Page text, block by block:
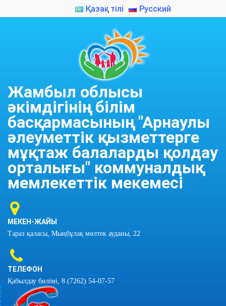
Қазақ тілі Русский
Жамбыл облысы
әкімдігінің білім
басқармасының "Арнаулы
әлеуметтік қызметтерге
мұқтаж балаларды қолдау
орталығы" коммуналдық
мемлекеттік мекемесі
МЕКЕН-ЖАЙЫ
Тараз қаласы, Мыңбұлақ мөлтек ауданы, 22
ТЕЛЕФОН
Қабылдау бөлімі, 8 (7262) 54-07-57